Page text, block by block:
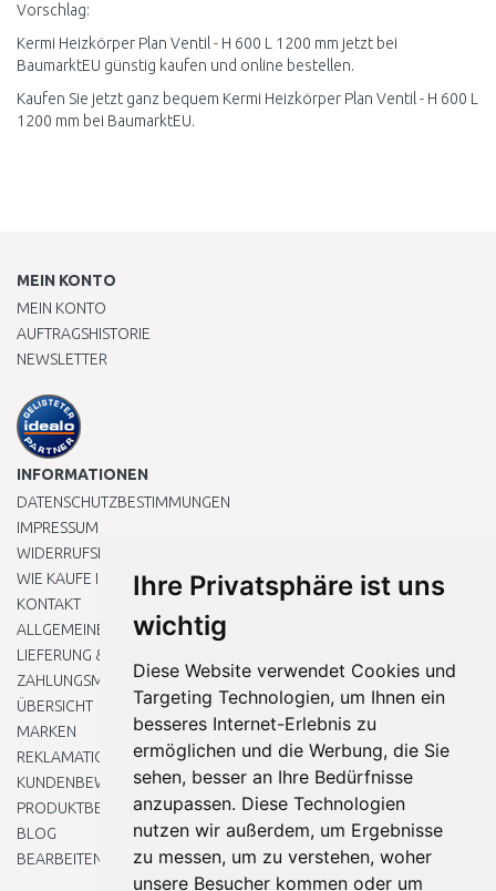
Ihre Privatsphäre ist uns
wichtig
Diese Website verwendet Cookies und
Targeting Technologien, um Ihnen ein
besseres Internet-Erlebnis zu
ermöglichen und die Werbung, die Sie
sehen, besser an Ihre Bedürfnisse
anzupassen. Diese Technologien
nutzen wir außerdem, um Ergebnisse
zu messen, um zu verstehen, woher
unsere Besucher kommen oder um
Vorschlag:
Kermi Heizkörper Plan Ventil - H 600 L 1200 mm jetzt bei
BaumarktEU günstig kaufen und online bestellen.
Kaufen Sie jetzt ganz bequem Kermi Heizkörper Plan Ventil - H 600 L
1200 mm bei BaumarktEU.
MEIN KONTO
MEIN KONTO
AUFTRAGSHISTORIE
NEWSLETTER
INFORMATIONEN
DATENSCHUTZBESTIMMUNGEN
IMPRESSUM
WIDERRUFSRECHT
WIE KAUFE ICH EIN?
KONTAKT
ALLGEMEINEN GESCHÄFTSBEDINGUNGEN
LIEFERUNG & ZAHLUNG
ZAHLUNGSMETHODEN
ÜBERSICHT
MARKEN
REKLAMATIONEN UND RETOUREN
KUNDENBEWERTUNG
PRODUKTBEWERTUNG
BLOG
BEARBEITEN SIE MEINE COOKIE-EINSTELLUNGEN